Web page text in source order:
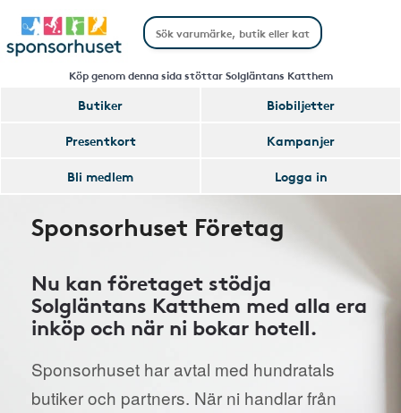
Köp genom denna sida stöttar Solgläntans Katthem
Butiker
Biobiljetter
Presentkort
Kampanjer
Bli medlem
Logga in
Sponsorhuset Företag
Nu kan företaget stödja
Solgläntans Katthem med alla era
inköp och när ni bokar hotell.
Sponsorhuset har avtal med hundratals
butiker och partners. När ni handlar från